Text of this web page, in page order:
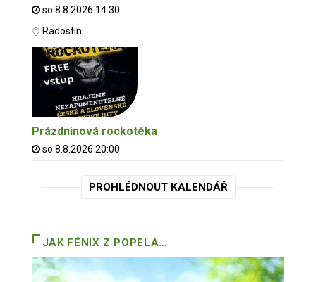
so 8.8.2026 14:30
Radostín
Prázdninová rockotéka
so 8.8.2026 20:00
PROHLÉDNOUT KALENDÁŘ
JAK FÉNIX Z POPELA…